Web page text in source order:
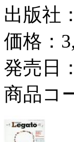
出版社：
価格：
発売日
商品コ